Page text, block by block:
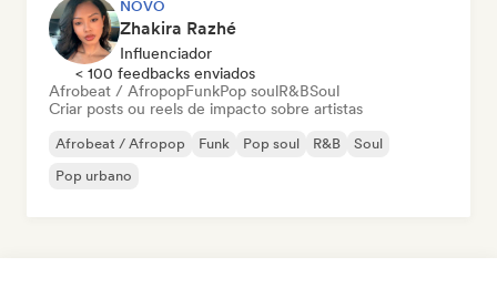
NOVO
Zhakira Razhé
Influenciador
< 100 feedbacks enviados
Afrobeat / AfropopFunkPop soulR&BSoul
Criar posts ou reels de impacto sobre artistas
Afrobeat / Afropop Funk Pop soul R&B
Soul
Pop urbano